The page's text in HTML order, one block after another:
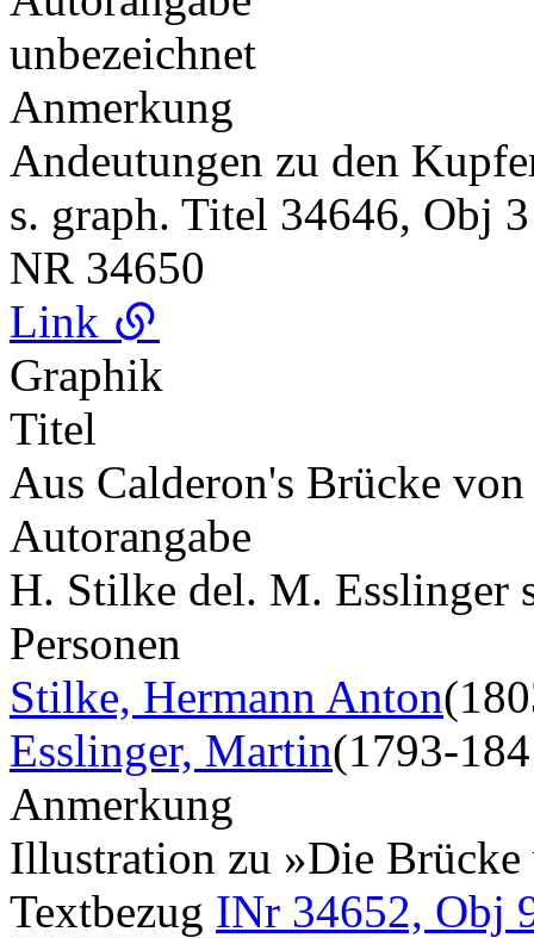
unbezeichnet
Anmerkung
Andeutungen zu den
s. graph. Titel 34646, Obj 3
NR 34650
Link
Graphik
Titel
Aus Calderon's Brücke
Autorangabe
H. Stilke del. M. Esslinger
Personen
Stilke, Hermann Anton
Esslinger, Martin(1793-
Anmerkung
Illustration zu »Die
Textbezug INr 34652, Obj